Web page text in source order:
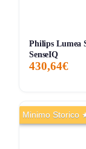
rispetto al
Philips Lumea
SenseIQ
430,64€
Minimo Storico